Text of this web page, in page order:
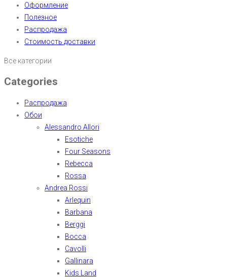
Оформление
Полезное
Распродажа
Стоимость доставки
Все категории
Categories
Распродажа
Обои
Alessandro Allori
Esotiche
Four Seasons
Rebecca
Rossa
Andrea Rossi
Arlequin
Barbana
Berggi
Bocca
Cavolli
Gallinara
Kids Land